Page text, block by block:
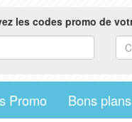
les codes promo de
Promo Bons plans